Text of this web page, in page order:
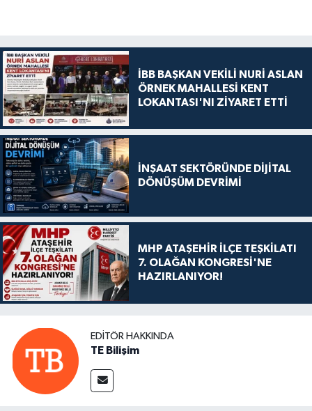
İBB BAŞKAN VEKİLİ NURİ ASLAN
ÖRNEK MAHALLESİ KENT
LOKANTASI'NI ZİYARET ETTİ
İNŞAAT SEKTÖRÜNDE DİJİTAL
DÖNÜŞÜM DEVRİMİ
MHP ATAŞEHİR İLÇE TEŞKİLATI
7. OLAĞAN KONGRESİ'NE
HAZIRLANIYOR!
EDITÖR HAKKINDA
TE Bilişim